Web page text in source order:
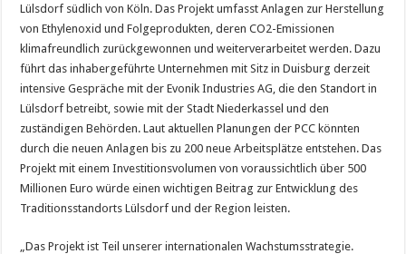
Lülsdorf südlich von Köln. Das Projekt umfasst Anlagen zur Herstellung
von Ethylenoxid und Folgeprodukten, deren CO2-Emissionen
klimafreundlich zurückgewonnen und weiterverarbeitet werden. Dazu
führt das inhabergeführte Unternehmen mit Sitz in Duisburg derzeit
intensive Gespräche mit der Evonik Industries AG, die den Standort in
Lülsdorf betreibt, sowie mit der Stadt Niederkassel und den
zuständigen Behörden. Laut aktuellen Planungen der PCC könnten
durch die neuen Anlagen bis zu 200 neue Arbeitsplätze entstehen. Das
Projekt mit einem Investitionsvolumen von voraussichtlich über 500
Millionen Euro würde einen wichtigen Beitrag zur Entwicklung des
Traditionsstandorts Lülsdorf und der Region leisten.
„Das Projekt ist Teil unserer internationalen Wachstumsstrategie.